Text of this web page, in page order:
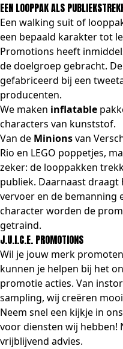
EEN LOOPPAK ALS
Een walking suit of
een bepaald karakter tot
Promotions heeft
de doelgroep gebracht.
gefabriceerd bij een
producenten.
We maken inflatable
characters van kunststof.
Van de Minionsvan
Rio en LEGO poppetjes,
zeker: de looppakken
publiek. Daarnaast
vervoer en de bemanning
character worden de
getraind.
J.U.I.C.E. PROMOTIONS
Wil je jouw merk
kunnen je helpen bij het
promotie acties. Van i
sampling, wij creëren
Neem snel een kijkje in
voordiensten wij hebben!
vrijblijvend advies.